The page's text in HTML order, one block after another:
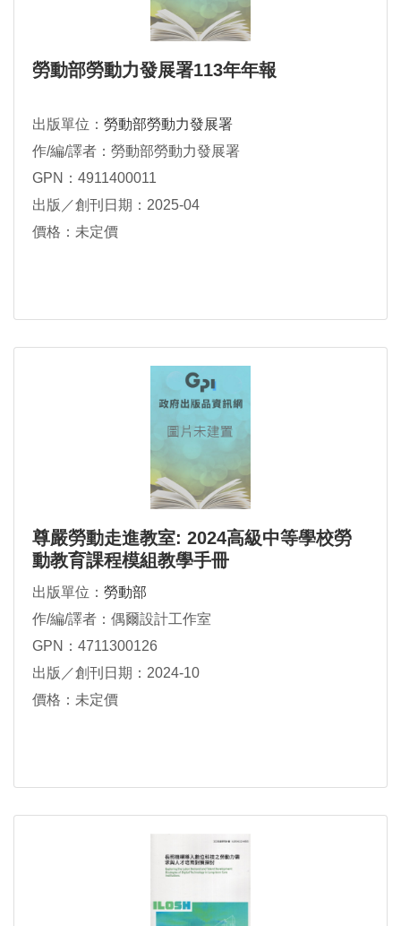
勞動部勞動力發展署113年年報
出版單位： 勞動部勞動力發展署
作/編/譯者：勞動部勞動力發展署
GPN：4911400011
出版／創刊日期：2025-04
價格：未定價
尊嚴勞動走進教室: 2024高級中等學校勞
動教育課程模組教學手冊
出版單位： 勞動部
作/編/譯者：偶爾設計工作室
GPN：4711300126
出版／創刊日期：2024-10
價格：未定價